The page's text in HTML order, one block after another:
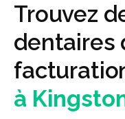
Trouvez
dentaires
à